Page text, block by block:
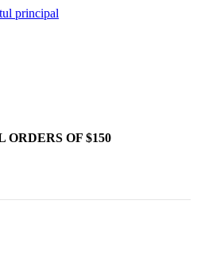
principal
ORDERS OF $150